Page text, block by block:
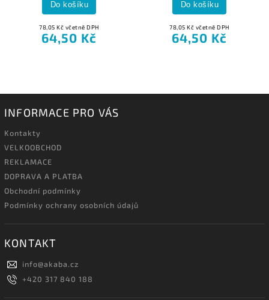
78,05 Kč včetně DPH
64,50 Kč
Do košíku
78,05 Kč včetně DPH
64,50 Kč
Do košíku
INFORMACE PRO VÁS
Kontakty
VELKOOBCHOD
REKLAMACE
DOPRAVA A PLATBA
Obchodní podmínky
Podmínky ochrany osobních údajů
KONTAKT
info@akaba.cz
+420 317 840 188